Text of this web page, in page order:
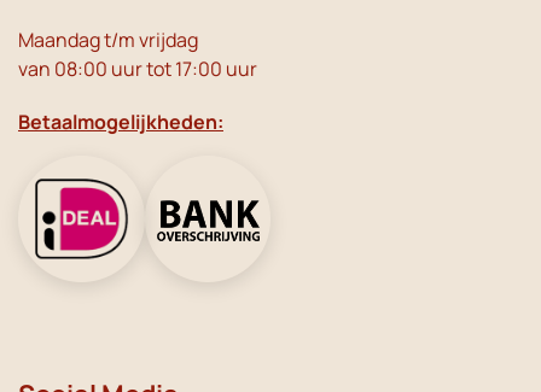
Maandag t/m vrijdag
van 08:00 uur tot 17:00 uur
Betaalmogelijkheden: